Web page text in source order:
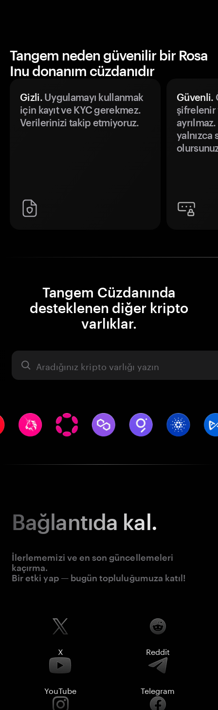
Tangem neden güvenilir bir Rosa
Inu donanım cüzdanıdır
Gizli.Uygulamayı kullanmak
için kayıt ve KYC gerekmez.
Verilerinizi takip etmiyoruz.
Güvenli.
şifrelenir
yalnızca
Tangem Cüzdanında
desteklenen diğer kripto
varlıklar.
Varlık
Bağlantıda kal.
İlerlememizi ve en son güncellemeleri
kaçırma.
Bir etki yap — bugün topluluğumuza katıl!
X Reddit
YouTube Telegram